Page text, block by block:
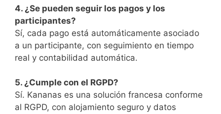
4. ¿Se pueden seguir los pagos y los
participantes?
Sí, cada pago está automáticamente asociado
a un participante, con seguimiento en tiempo
real y contabilidad automática.
5. ¿Cumple con el RGPD?
Sí. Kananas es una solución francesa conforme
al RGPD, con alojamiento seguro y datos